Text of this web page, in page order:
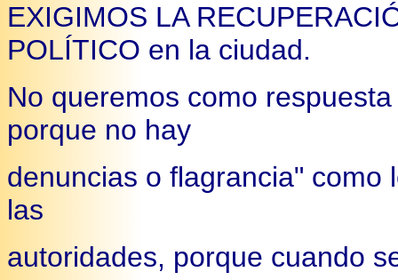
EXIGIMOS LA
POLÍTICO en la ciudad.
No queremos como
porque no hay
denuncias o flagrancia"
las
autoridades, porque cuando